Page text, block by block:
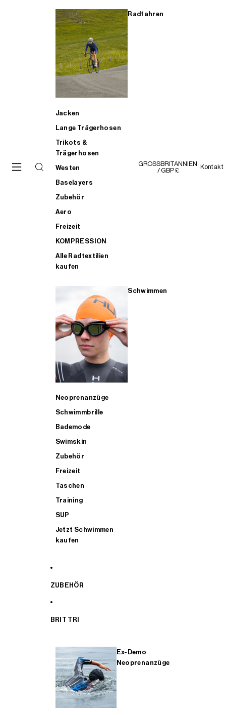
Radfahren
Jacken
Lange Trägerhosen
Trikots &
Trägerhosen
Westen
Baselayers
Zubehör
Aero
Freizeit
KOMPRESSION
Alle Radtextilien
kaufen
Schwimmen
Neoprenanzüge
Schwimmbrille
Bademode
Swimskin
Zubehör
Freizeit
Taschen
Training
SUP
Jetzt Schwimmen
kaufen
ZUBEHÖR
BRIT TRI
Ex-Demo
Neoprenanzüge
GROSSBRITANNIEN
/ GBP £
Kontakt